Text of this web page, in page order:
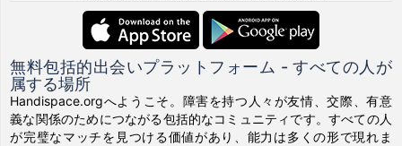
無料包括的出会いプラットフォーム - すべての人が
属する場所
Handispace.orgへようこそ。障害を持つ人々が友情、交際、有意
義な関係のためにつながる包括的なコミュニティです。すべての人
が完璧なマッチを見つける価値があり、能力は多くの形で現れま